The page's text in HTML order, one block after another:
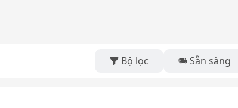
Bộ lọc Sẵn sàng